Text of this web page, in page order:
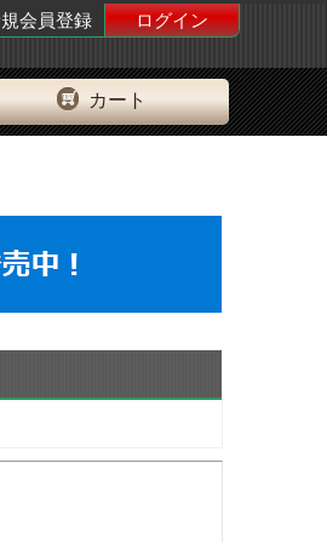
会員登録
ログイン
カート